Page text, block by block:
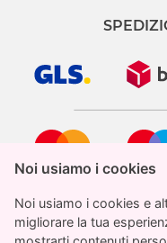
Noi usiamo i cookies
Noi usiamo i cookies e
migliorare la tua
Noi usiamo i cookies
Noi usiamo i cookies e
migliorare la tua